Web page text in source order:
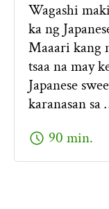
Wagashi
ka ng
Maaari kang
tsaa na may
Japanese
karanasan sa
schedule 90 min.